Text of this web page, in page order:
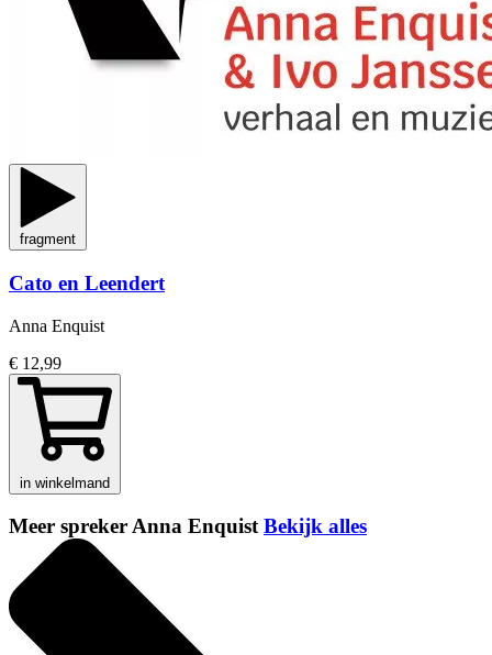
fragment
Cato en Leendert
Anna Enquist
€ 12,99
in winkelmand
Meer spreker Anna EnquistBekijk alles